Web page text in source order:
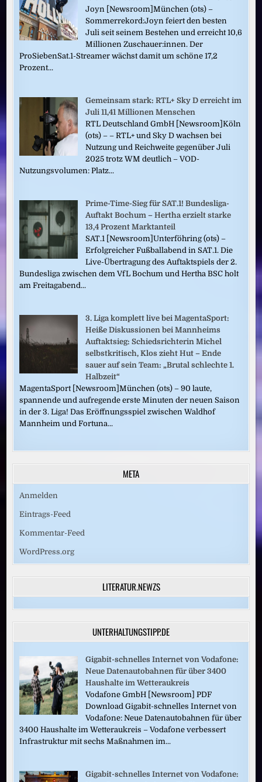
Joyn [Newsroom]München (ots) –
Sommerrekord:Joyn feiert den besten
Juli seit seinem Bestehen und erreicht 10,6
Millionen Zuschauer:innen. Der
ProSiebenSat.1-Streamer wächst damit um schöne 17,2
Prozent...
Gemeinsam stark: RTL+ Sky D erreicht im
Juli 11,41 Millionen Menschen
RTL Deutschland GmbH [Newsroom]Köln
(ots) – – RTL+ und Sky D wachsen bei
Nutzung und Reichweite gegenüber Juli
2025 trotz WM deutlich – VOD-
Nutzungsvolumen: Platz...
Prime-Time-Sieg für SAT.1! Bundesliga-
Auftakt Bochum – Hertha erzielt starke
13,4 Prozent Marktanteil
SAT.1 [Newsroom]Unterföhring (ots) –
Erfolgreicher Fußballabend in SAT.1. Die
Live-Übertragung des Auftaktspiels der 2.
Bundesliga zwischen dem VfL Bochum und Hertha BSC holt
am Freitagabend...
3. Liga komplett live bei MagentaSport:
Heiße Diskussionen bei Mannheims
Auftaktsieg: Schiedsrichterin Michel
selbstkritisch, Klos zieht Hut – Ende
sauer auf sein Team: „Brutal schlechte 1.
Halbzeit“
MagentaSport [Newsroom]München (ots) – 90 laute,
spannende und aufregende erste Minuten der neuen Saison
in der 3. Liga! Das Eröffnungsspiel zwischen Waldhof
Mannheim und Fortuna...
META
Anmelden
Eintrags-Feed
Kommentar-Feed
WordPress.org
LITERATUR.NEWZS
UNTERHALTUNGSTIPP.DE
Gigabit-schnelles Internet von Vodafone:
Neue Datenautobahnen für über 3400
Haushalte im Wetteraukreis
Vodafone GmbH [Newsroom] PDF
Download Gigabit-schnelles Internet von
Vodafone: Neue Datenautobahnen für über
3400 Haushalte im Wetteraukreis – Vodafone verbessert
Infrastruktur mit sechs Maßnahmen im...
Gigabit-schnelles Internet von Vodafone: